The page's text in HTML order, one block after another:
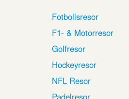
Fotbollsresor
F1- & Motorresor
Golfresor
Hockeyresor
NFL Resor